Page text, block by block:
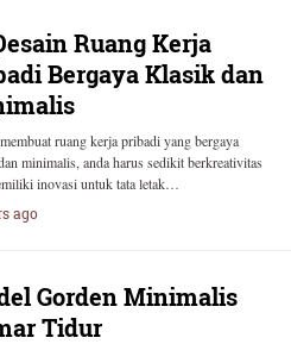
Ruang Kerja
Bergaya Klasik dan
ruang kerja pribadi yang bergaya
minimalis, anda harus sedikit berkreativitas
inovasi untuk tata letak…
ago
Gorden Minimalis
Tidur